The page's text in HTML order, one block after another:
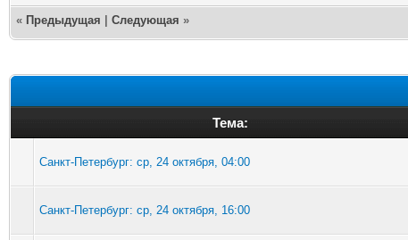
« Предыдущая Следующая »
Тема:
Санкт-Петербург: ср, 24 октября, 04:00
Санкт-Петербург: ср, 24 октября, 16:00